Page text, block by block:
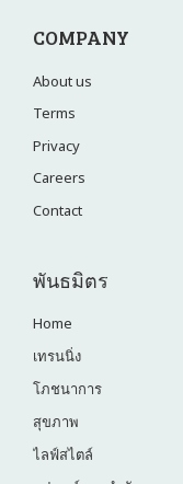
COMPANY
About us
Terms
Privacy
Careers
Contact
พันธมิตร
Home
เทรนนิ่ง
โภชนาการ
สุขภาพ
ไลฟ์สไตล์